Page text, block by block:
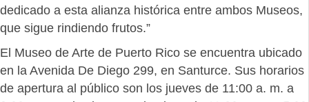
dedicado a esta alianza histórica entre ambos Museos,
que sigue rindiendo frutos.”
El Museo de Arte de Puerto Rico se encuentra ubicado
en la Avenida De Diego 299, en Santurce. Sus horarios
de apertura al público son los jueves de 11:00 a. m. a